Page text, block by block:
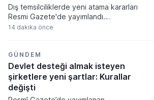
Dış temsilciliklerde yeni atama kararları
Resmi Gazete'de yayımlandı.
Cumhurbaşkanı Recep Tayyip Erdoğan'ın
büyükelçilikleri ile Birleşmiş Milletler
Cenevre Ofisi nezdindeki Daimi
Temsilciliğe yeni isimler getirildi.
14 dakika önce
GÜNDEM
Devlet desteği almak isteyen
şirketlere yeni şartlar: Kurallar
değişti